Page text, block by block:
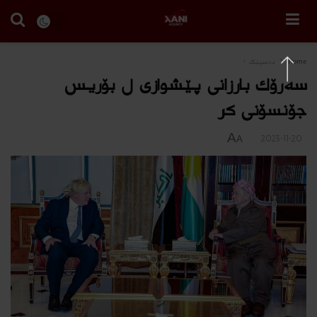
Home دەسپێک ١
سه‌رۆك بارزانى پێشوازى ل بۆریس
جۆنسۆنى كر
A
A